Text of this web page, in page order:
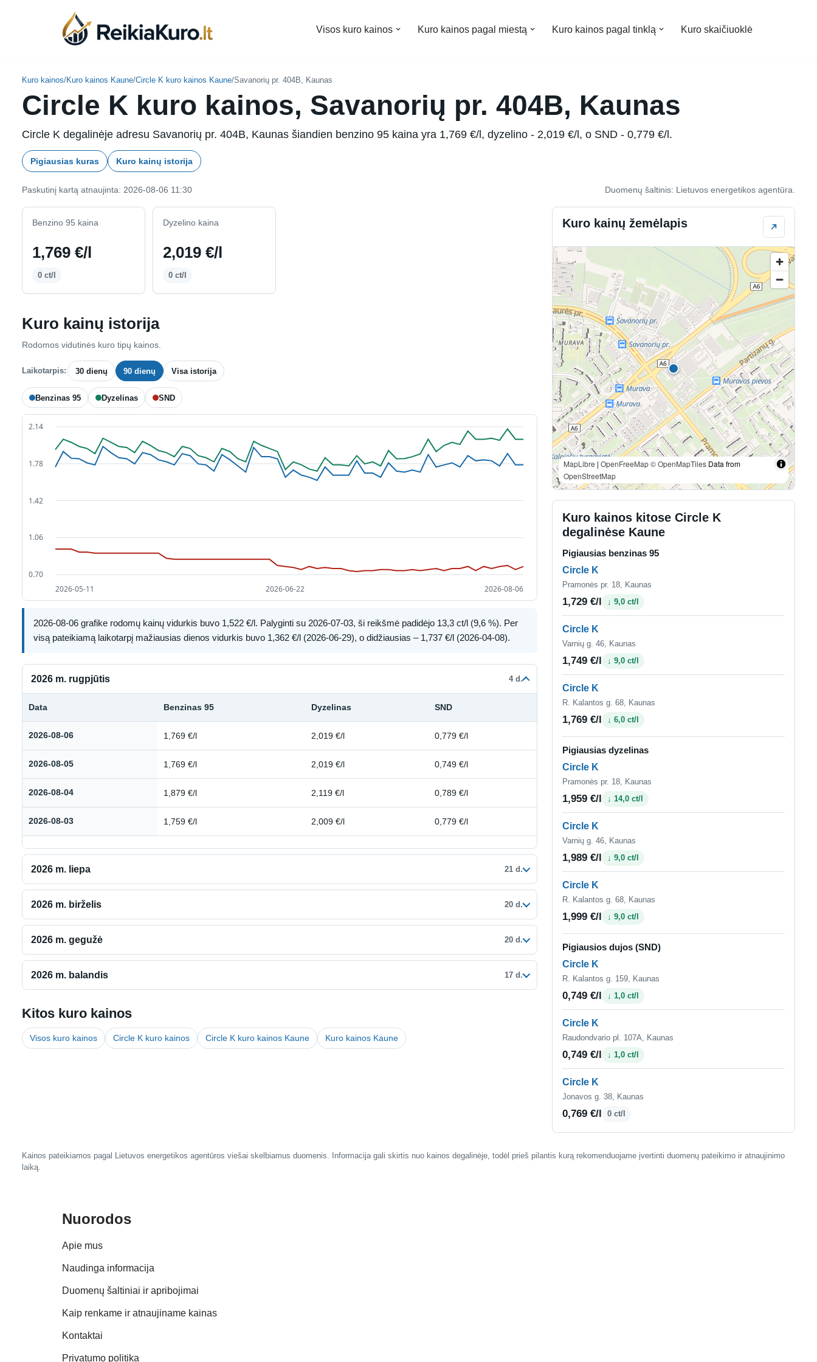
Visos kuro kainos Kuro kainos pagal miestą Kuro kainos pagal tinklą Kuro skaičiuoklė
Kuro kainos/Kuro kainos Kaune/Circle K kuro kainos Kaune/Savanorių pr. 404B, Kaunas
Circle K kuro kainos, Savanorių pr. 404B, Kaunas
Circle K degalinėje adresu Savanorių pr. 404B, Kaunas šiandien benzino 95 kaina yra 1,769 €/l, dyzelino - 2,019 €/l, o SND - 0,779 €/l.
Pigiausias kuras Kuro kainų istorija
Paskutinį kartą atnaujinta: 2026-08-06 11:30 Duomenų šaltinis: Lietuvos energetikos agentūra.
Benzino 95 kaina
1,769 €/l
0 ct/l
Dyzelino kaina
2,019 €/l
0 ct/l
Kuro kainų istorija
Rodomos vidutinės kuro tipų kainos.
Laikotarpis: 30 dienų 90 dienų Visa istorija
Benzinas 95 Dyzelinas SND
2026-08-06 grafike rodomų kainų vidurkis buvo 1,522 €/l. Palyginti su 2026-07-03, ši reikšmė padidėjo 13,3 ct/l (9,6 %). Per
visą pateikiamą laikotarpį mažiausias dienos vidurkis buvo 1,362 €/l (2026-06-29), o didžiausias – 1,737 €/l (2026-04-08).
2026 m. rugpjūtis 4 d.
Kuro kainų istorija: 2026 m. rugpjūtis
Data Benzinas 95 Dyzelinas SND
2026-08-06 1,769 €/l 2,019 €/l 0,779 €/l
2026-08-05 1,769 €/l 2,019 €/l 0,749 €/l
2026-08-04 1,879 €/l 2,119 €/l 0,789 €/l
2026-08-03 1,759 €/l 2,009 €/l 0,779 €/l
2026 m. liepa 21 d.
2026 m. birželis 20 d.
2026 m. gegužė 20 d.
2026 m. balandis 17 d.
Kitos kuro kainos
Visos kuro kainos Circle K kuro kainos Circle K kuro kainos Kaune Kuro kainos Kaune
Kuro kainų žemėlapis
MapLibre | OpenFreeMap© OpenMapTiles Data from
OpenStreetMap
Kuro kainos kitose Circle K
degalinėse Kaune
Pigiausias benzinas 95
Circle K
Pramonės pr. 18, Kaunas
1,729 €/l ↓ 9,0 ct/l
Circle K
Varnių g. 46, Kaunas
1,749 €/l ↓ 9,0 ct/l
Circle K
R. Kalantos g. 68, Kaunas
1,769 €/l ↓ 6,0 ct/l
Pigiausias dyzelinas
Circle K
Pramonės pr. 18, Kaunas
1,959 €/l ↓ 14,0 ct/l
Circle K
Varnių g. 46, Kaunas
1,989 €/l ↓ 9,0 ct/l
Circle K
R. Kalantos g. 68, Kaunas
1,999 €/l ↓ 9,0 ct/l
Pigiausios dujos (SND)
Circle K
R. Kalantos g. 159, Kaunas
0,749 €/l ↓ 1,0 ct/l
Circle K
Raudondvario pl. 107A, Kaunas
0,749 €/l ↓ 1,0 ct/l
Circle K
Jonavos g. 38, Kaunas
0,769 €/l 0 ct/l
Kainos pateikiamos pagal Lietuvos energetikos agentūros viešai skelbiamus duomenis. Informacija gali skirtis nuo kainos degalinėje, todėl prieš pilantis kurą rekomenduojame įvertinti duomenų pateikimo ir atnaujinimo
laiką.
Nuorodos
Apie mus
Naudinga informacija
Duomenų šaltiniai ir apribojimai
Kaip renkame ir atnaujiname kainas
Kontaktai
Privatumo politika